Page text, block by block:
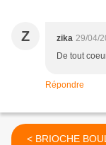
Z zika 29/04/
De tout
Répondre
< BRIOCHE BOULES AU